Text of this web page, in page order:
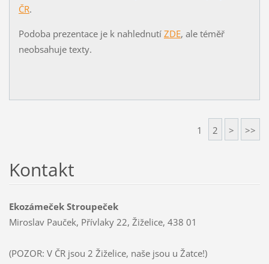
ČR.
Podoba prezentace je k nahlednutí ZDE, ale téměř
neobsahuje texty.
1 2 > >>
Kontakt
Ekozámeček Stroupeček
Miroslav Pauček, Přívlaky 22, Žiželice, 438 01
(POZOR: V ČR jsou 2 Žiželice, naše jsou u Žatce!)